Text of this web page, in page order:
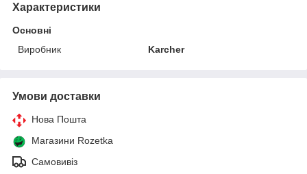
Характеристики
Основні
Виробник
Karcher
Умови доставки
Нова Пошта
Магазини Rozetka
Самовивіз